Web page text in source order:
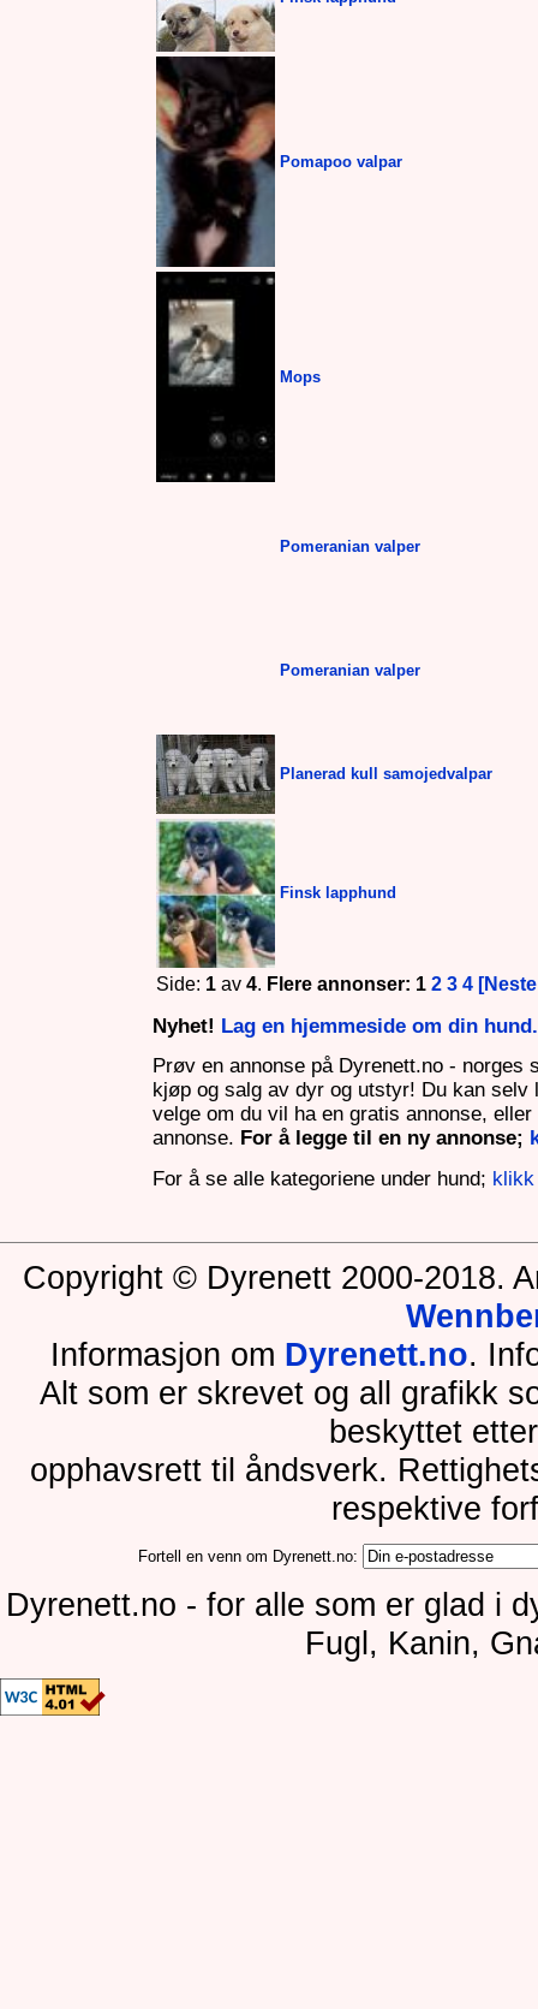
Pomapoo valpar
Mops
Pomeranian valper
Pomeranian valper
Planerad kull samojedvalpar
Finsk lapphund
Side: 1 av 4 Flere annonser: 1 2 3 4
Nyhet! Lag en hjemmeside om din
Prøv en annonse på Dyrenett.no - norges
kjøp og salg av dyr og utstyr! Du kan selv
velge om du vil ha en gratis annonse,
annonse. For å legge til en ny annonse;
For å se alle kategoriene under hund; klikk
Copyright © Dyrenett 2000-2018.
Informasjon om Dyrenett.no.
Alt som er skrevet og all grafikk
beskyttet
opphavsrett til åndsverk.
respektive
Fortell en venn om Dyrenett.no:
Dyrenett.no - for alle som er glad i
Fugl, Kanin,